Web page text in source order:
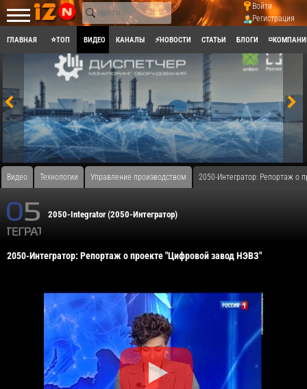
Войти
Регистрация
ГЛАВНАЯ ⭐ТОП ВИДЕО КАНАЛЫ ⚡НОВОСТИ СТАТЬИ БЛОГИ
Видео Технологии Управление производством ​2050-Интегратор: Репортаж о
2050-Integrator (2050-Интегратор)
​2050-Интегратор: Репортаж о проекте "Цифровой завод НЭВЗ"